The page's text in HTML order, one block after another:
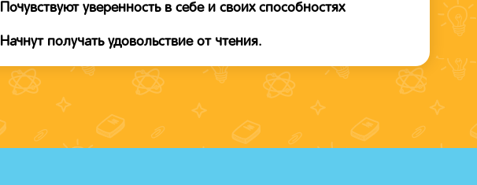
Почувствуют уверенность в себе и своих способностях
Начнут получать удовольствие от чтения.